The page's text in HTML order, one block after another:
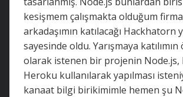
kesişmem çalışmakta olduğum
arkadaşımın katılacağı Hackhatorn
sayesinde oldu. Yarışmaya
olarak istenen bir projenin Node.js,
Heroku kullanılarak yapılması
kanaat bilgi birikimimle hemen şu